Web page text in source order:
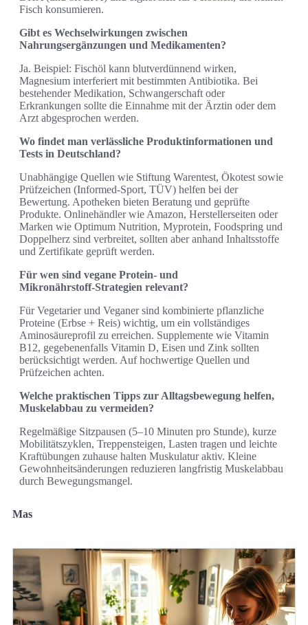
Fisch konsumieren.
Gibt es Wechselwirkungen zwischen
Nahrungsergänzungen und Medikamenten?
Ja. Beispiel: Fischöl kann blutverdünnend wirken,
Magnesium interferiert mit bestimmten Antibiotika. Bei
bestehender Medikation, Schwangerschaft oder
Erkrankungen sollte die Einnahme mit der Ärztin oder dem
Arzt abgesprochen werden.
Wo findet man verlässliche Produktinformationen und
Tests in Deutschland?
Unabhängige Quellen wie Stiftung Warentest, Ökotest sowie
Prüfzeichen (Informed‑Sport, TÜV) helfen bei der
Bewertung. Apotheken bieten Beratung und geprüfte
Produkte. Onlinehändler wie Amazon, Herstellerseiten oder
Marken wie Optimum Nutrition, Myprotein, Foodspring und
Doppelherz sind verbreitet, sollten aber anhand Inhaltsstoffe
und Zertifikate geprüft werden.
Für wen sind vegane Protein‑ und
Mikronährstoff‑Strategien relevant?
Für Vegetarier und Veganer sind kombinierte pflanzliche
Proteine (Erbse + Reis) wichtig, um ein vollständiges
Aminosäureprofil zu erreichen. Supplemente wie Vitamin
B12, gegebenenfalls Vitamin D, Eisen und Zink sollten
berücksichtigt werden. Auf hochwertige Quellen und
Prüfzeichen achten.
Welche praktischen Tipps zur Alltagsbewegung helfen,
Muskelabbau zu vermeiden?
Regelmäßige Sitzpausen (5–10 Minuten pro Stunde), kurze
Mobilitätszyklen, Treppensteigen, Lasten tragen und leichte
Kraftübungen zuhause halten Muskulatur aktiv. Kleine
Gewohnheitsänderungen reduzieren langfristig Muskelabbau
durch Bewegungsmangel.
Mas